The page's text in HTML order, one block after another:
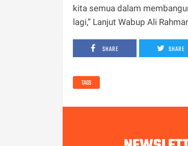
kita semua dalam
lagi,” Lanjut Wabup Ali
SHARE SHARE
TAGS